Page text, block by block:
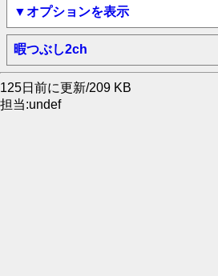
▼オプションを表示
暇つぶし2ch
125日前に更新/209 KB
担当:undef